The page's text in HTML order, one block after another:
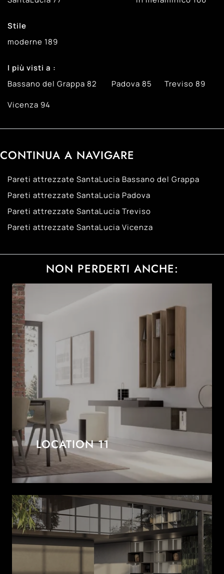
Stile
moderne 189
I più visti a :
Bassano del Grappa 82 Padova 85 Treviso 89
Vicenza 94
CONTINUA A NAVIGARE
Pareti attrezzate SantaLucia Bassano del Grappa
Pareti attrezzate SantaLucia Padova
Pareti attrezzate SantaLucia Treviso
Pareti attrezzate SantaLucia Vicenza
NON PERDERTI ANCHE:
LOCATION 11